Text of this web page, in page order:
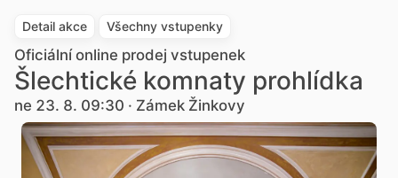
Detail akce Všechny vstupenky
Oficiální online prodej vstupenek
Šlechtické komnaty prohlídka
ne 23. 8. 09:30 · Zámek Žinkovy